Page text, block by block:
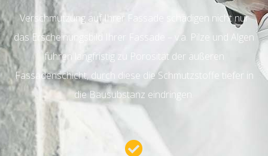
Verschmutzung auf Ihrer Fassade schädigen nicht nur
das Erscheinungsbild Ihrer Fassade – v.a. Pilze und Algen
führen langfristig zu Porosität der äußeren
Fassadenschicht, durch diese die Schmutzstoffe tiefer in
die Bausubstanz eindringen.